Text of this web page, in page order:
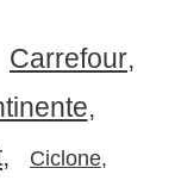
Carrefour
Ciclone